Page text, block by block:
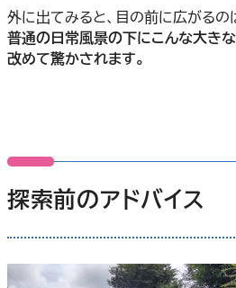
外に出てみると、目の前に広がるの
普通の日常風景の下にこんな大き
改めて驚かされます。
探索前のアドバイス